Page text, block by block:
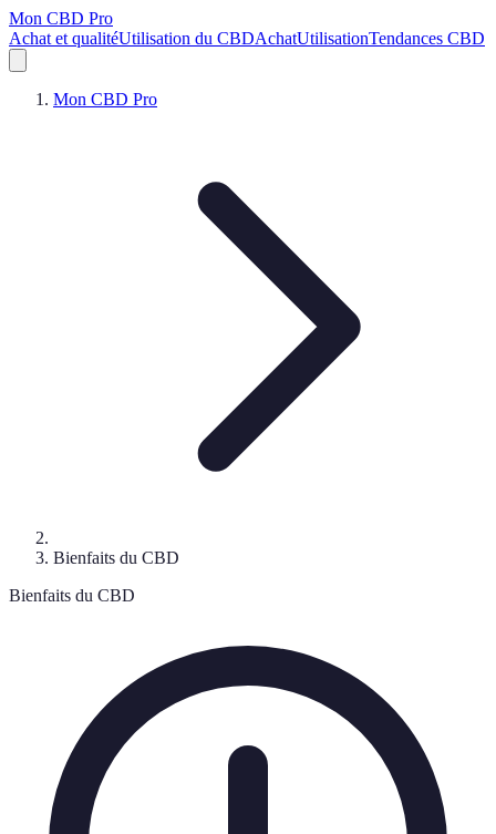
Mon CBD Pro
Achat et qualitéUtilisation du CBDAchatUtilisationTendances CBD
Mon CBD Pro
Bienfaits du CBD
Bienfaits du CBD